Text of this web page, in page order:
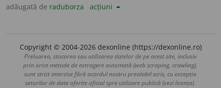
adăugată de raduborza acțiuni
Copyright © 2004-2026 dexonline (https://dexonline.ro)
Preluarea, stocarea sau utilizarea datelor de pe acest site, inclusiv
prin orice metode de extragere automată (web scraping, crawling),
sunt strict interzise fără acordul nostru prealabil scris, cu excepția
seturilor de date oferite oficial spre utilizare publică (vezi licența).